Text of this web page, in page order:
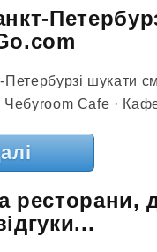
шукати
Чебуroom Cafe ·
ресторани,